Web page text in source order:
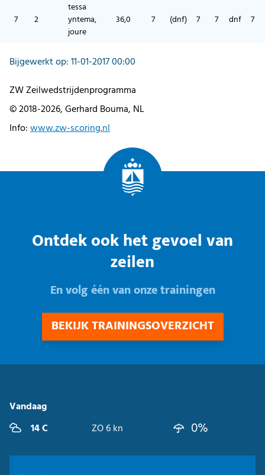
7 2
tessa
yntema,
joure
36,0 7 (dnf) 7 7 dnf 7
Bijgewerkt op: 11-01-2017 00:00
ZW Zeilwedstrijdenprogramma
© 2018-2026, Gerhard Bouma, NL
Info:www.zw-scoring.nl
Ontdek ook het gevoel van
zeilen
En volg één van onze trainingen
BEKIJK TRAININGSOVERZICHT
Vandaag
14 C
ZO 6 kn 0%